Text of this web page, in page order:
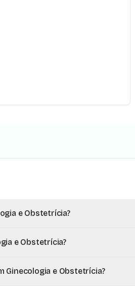
e Obstetrícia?
e Obstetrícia?
Ginecologia e Obstetrícia?